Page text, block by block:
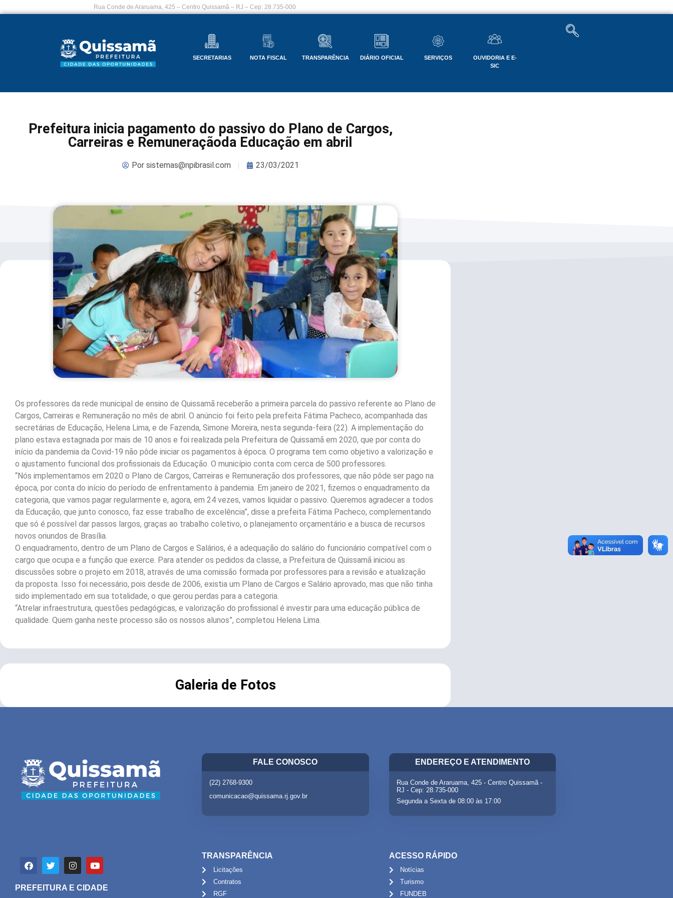
Rua Conde de Araruama, 425 – Centro Quissamã – RJ – Cep: 28.735-000
SECRETARIAS NOTA FISCAL TRANSPARÊNCIA DIÁRIO OFICIAL SERVIÇOS
OUVIDORIA E E-
SIC
Prefeitura inicia pagamento do passivo do Plano de Cargos,
Carreiras e Remuneraçãoda Educação em abril
Porsistemas@npibrasil.com 23/03/2021
Os professores da rede municipal de ensino de Quissamã receberão a primeira parcela do passivo referente ao Plano de
Cargos, Carreiras e Remuneração no mês de abril. O anúncio foi feito pela prefeita Fátima Pacheco, acompanhada das
secretárias de Educação, Helena Lima, e de Fazenda, Simone Moreira, nesta segunda-feira (22). A implementação do
plano estava estagnada por mais de 10 anos e foi realizada pela Prefeitura de Quissamã em 2020, que por conta do
início da pandemia da Covid-19 não pôde iniciar os pagamentos à época. O programa tem como objetivo a valorização e
o ajustamento funcional dos profissionais da Educação. O município conta com cerca de 500 professores.
“Nós implementamos em 2020 o Plano de Cargos, Carreiras e Remuneração dos professores, que não pôde ser pago na
época, por conta do início do período de enfrentamento à pandemia. Em janeiro de 2021, fizemos o enquadramento da
categoria, que vamos pagar regularmente e, agora, em 24 vezes, vamos liquidar o passivo. Queremos agradecer a todos
da Educação, que junto conosco, faz esse trabalho de excelência”, disse a prefeita Fátima Pacheco, complementando
que só é possível dar passos largos, graças ao trabalho coletivo, o planejamento orçamentário e a busca de recursos
novos oriundos de Brasília.
O enquadramento, dentro de um Plano de Cargos e Salários, é a adequação do salário do funcionário compatível com o
cargo que ocupa e a função que exerce. Para atender os pedidos da classe, a Prefeitura de Quissamã iniciou as
discussões sobre o projeto em 2018, através de uma comissão formada por professores para a revisão e atualização
da proposta. Isso foi necessário, pois desde de 2006, existia um Plano de Cargos e Salário aprovado, mas que não tinha
sido implementado em sua totalidade, o que gerou perdas para a categoria.
“Atrelar infraestrutura, questões pedagógicas, e valorização do profissional é investir para uma educação pública de
qualidade. Quem ganha neste processo são os nossos alunos”, completou Helena Lima.
Galeria de Fotos
FALE CONOSCO
(22) 2768-9300
comunicacao@quissama.rj.gov.br
ENDEREÇO E ATENDIMENTO
Rua Conde de Araruama, 425 - Centro Quissamã -
RJ - Cep: 28.735-000
Segunda a Sexta de 08:00 às 17:00
PREFEITURA E CIDADE
TRANSPARÊNCIA
Licitações
Contratos
RGF
ACESSO RÁPIDO
Notícias
Turismo
FUNDEB